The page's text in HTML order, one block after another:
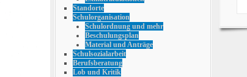
Standorte
Schulorganisation
Schulordnung und mehr
Beschulungsplan
Material und Anträge
Schulsozialarbeit
Berufsberatung
Lob und Kritik